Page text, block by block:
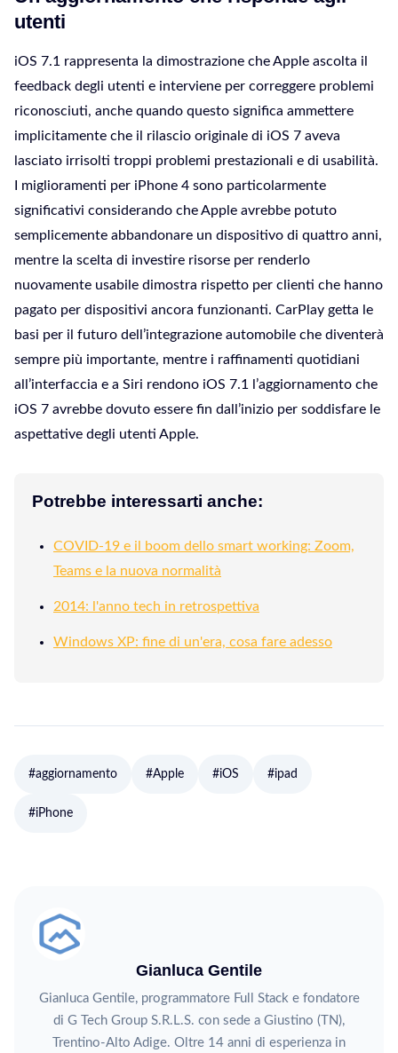
utenti
iOS 7.1 rappresenta la dimostrazione che Apple ascolta il
feedback degli utenti e interviene per correggere problemi
riconosciuti, anche quando questo significa ammettere
implicitamente che il rilascio originale di iOS 7 aveva
lasciato irrisolti troppi problemi prestazionali e di usabilità.
I miglioramenti per iPhone 4 sono particolarmente
significativi considerando che Apple avrebbe potuto
semplicemente abbandonare un dispositivo di quattro anni,
mentre la scelta di investire risorse per renderlo
nuovamente usabile dimostra rispetto per clienti che hanno
pagato per dispositivi ancora funzionanti. CarPlay getta le
basi per il futuro dell’integrazione automobile che diventerà
sempre più importante, mentre i raffinamenti quotidiani
all’interfaccia e a Siri rendono iOS 7.1 l’aggiornamento che
iOS 7 avrebbe dovuto essere fin dall’inizio per soddisfare le
aspettative degli utenti Apple.
Potrebbe interessarti anche:
COVID-19 e il boom dello smart working: Zoom,
Teams e la nuova normalità
2014: l'anno tech in retrospettiva
Windows XP: fine di un'era, cosa fare adesso
#aggiornamento #Apple #iOS #ipad
#iPhone
Gianluca Gentile
Gianluca Gentile, programmatore Full Stack e fondatore
di G Tech Group S.R.L.S. con sede a Giustino (TN),
Trentino-Alto Adige. Oltre 14 anni di esperienza in